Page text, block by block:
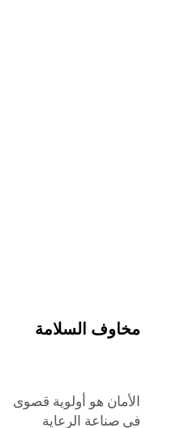
مخاوف السلامة
الأمان هو أولوية قصوى
في صناعة الرعاية